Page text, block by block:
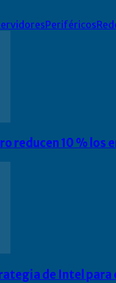
Periféricos
reducen 10 %
de Intel